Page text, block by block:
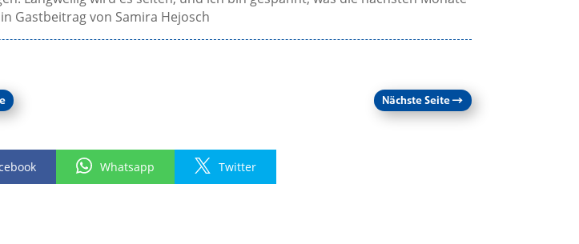
Gastbeitrag von Samira Hejosch
Nächste Seite→
Whatsapp Twitter